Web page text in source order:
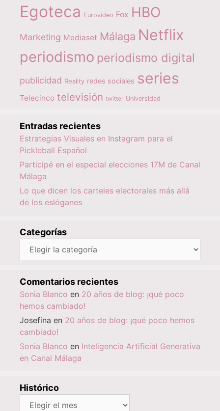
Egoteca Eurovideo Fox HBO
Marketing Mediaset Málaga Netflix
periodismo periodismo digital
publicidad Reality redes sociales series
Telecinco televisión twitter Universidad
Entradas recientes
Estrategias Visuales en Instagram para el
Pickleball Español
Participé en el especial elecciones 17M de Canal
Málaga
Lo que dicen los carteles electorales más allá
de los eslóganes
Categorías
Categorías
Comentarios recientes
Sonia Blanco en 20 años de blog: ¡qué poco
hemos cambiado!
Josefina en 20 años de blog: ¡qué poco hemos
cambiado!
Sonia Blanco en Inteligencia Artificial Generativa
en Canal Málaga
Histórico
Histórico